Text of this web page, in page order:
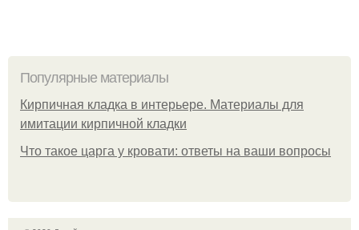
Популярные материалы
Кирпичная кладка в интерьере. Материалы для
имитации кирпичной кладки
Что такое царга у кровати: ответы на ваши вопросы